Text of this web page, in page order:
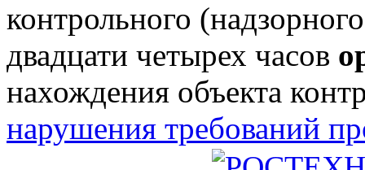
контрольного
двадцати четырех часов
нахождения объекта
нарушения требований